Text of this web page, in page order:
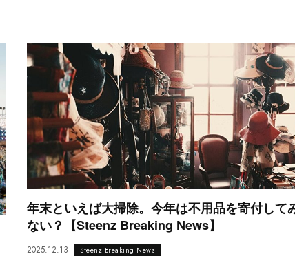
年末といえば大掃除。今年は不用品を寄付して
ない？【Steenz Breaking News】
2025.12.13 Steenz Breaking News